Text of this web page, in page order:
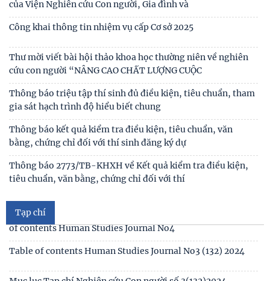
Thư mời viết báo cáo tham luận Hội thảo khoa học quốc gia
“Xu hướng biến đổi của gia đình Việt Nam
Công bố công khai dự toán ngân sách nhà nước năm 2026
của Viện Nghiên cứu Con người, Gia đình và
Công khai thông tin nhiệm vụ cấp Cơ sở 2025
Thư mời viết bài hội thảo khoa học thường niên về nghiên
cứu con người “NÂNG CAO CHẤT LƯỢNG CUỘC
Thông báo triệu tập thí sinh đủ điều kiện, tiêu chuẩn, tham
gia sát hạch trình độ hiểu biết chung
Thông báo kết quả kiểm tra điều kiện, tiêu chuẩn, văn
Thông báo 2773/TB-KHXH về Kết quả kiểm tra điều kiện,
tiêu chuẩn, văn bằng, chứng chỉ đối với thí
Tạp chí
Mục lục tạp chí Nghiên cứu Con người số 6 (135) 2024/Table
Mục lục tạp chí Nghiên cứu Con người số 5 (134) 2024 /Table
of contents Human Studies Journal No5
Mục lục tạp chí Nghiên cứu Con người số 4 (133) 2024 /Table